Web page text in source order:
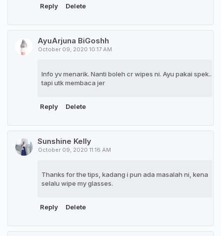
Reply Delete
AyuArjuna BiGoshh
October 09, 2020 10:17 AM
Info yv menarik. Nanti boleh cr wipes ni. Ayu pakai spek..
tapi utk membaca jer
Reply Delete
Sunshine Kelly
October 09, 2020 11:16 AM
Thanks for the tips, kadang i pun ada masalah ni, kena
selalu wipe my glasses.
Reply Delete